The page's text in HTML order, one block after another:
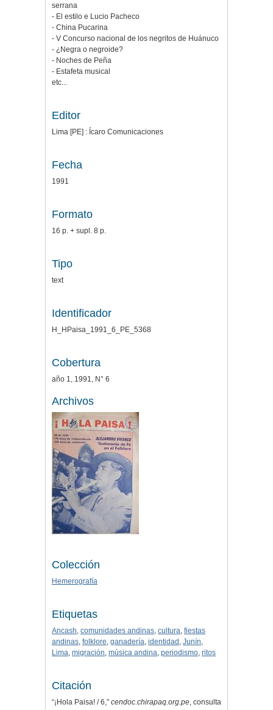
serrana
- El estilo e Lucio Pacheco
- China Pucarina
- V Concurso nacional de los negritos de Huánuco
- ¿Negra o negroide?
- Noches de Peña
- Estafeta musical
etc...
Editor
Lima [PE] : Ícaro Comunicaciones
Fecha
1991
Formato
16 p. + supl. 8 p.
Tipo
text
Identificador
H_HPaisa_1991_6_PE_5368
Cobertura
año 1, 1991, N° 6
Archivos
Colección
Hemerografía
Etiquetas
Ancash, comunidades andinas, cultura, fiestas
andinas, folklore, ganadería, identidad , Junín,
Lima, migración, música andina, periodismo, ritos
Citación
“¡Hola Paisa! / 6,” cendoc.chirapaq.org.pe, consulta